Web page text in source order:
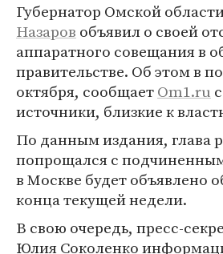
Губернатор Омской
Назаров объявил о своей
аппаратного совещания в
правительстве. Об этом в
октября, сообщаетOm1.ru
источники, близкие к
По данным издания, глава
попрощался с
в Москве будет объявлено
конца текущей недели.
В свою очередь, пресс-
Юлия Соколенко